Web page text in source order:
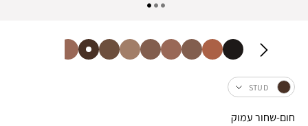
STUD
חום-שחור עמוק